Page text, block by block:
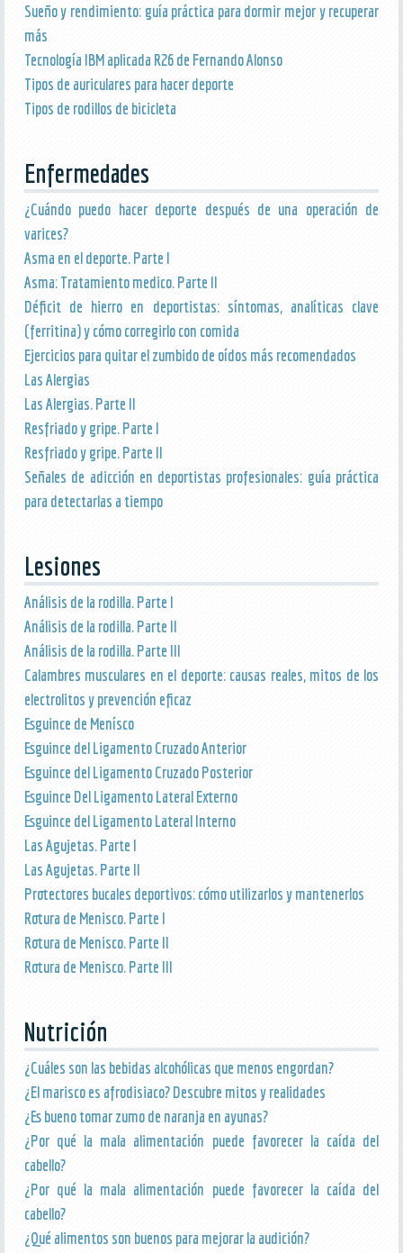
Sueño y rendimiento: guía práctica para dormir mejor y recuperar
más
Tecnología IBM aplicada R26 de Fernando Alonso
Tipos de auriculares para hacer deporte
Tipos de rodillos de bicicleta
Enfermedades
¿Cuándo puedo hacer deporte después de una operación de
varices?
Asma en el deporte. Parte I
Asma: Tratamiento medico. Parte II
Déficit de hierro en deportistas: síntomas, analíticas clave
(ferritina) y cómo corregirlo con comida
Ejercicios para quitar el zumbido de oídos más recomendados
Las Alergias
Las Alergias. Parte II
Resfriado y gripe. Parte I
Resfriado y gripe. Parte II
Señales de adicción en deportistas profesionales: guía práctica
para detectarlas a tiempo
Lesiones
Análisis de la rodilla. Parte I
Análisis de la rodilla. Parte II
Análisis de la rodilla. Parte III
Calambres musculares en el deporte: causas reales, mitos de los
electrolitos y prevención eficaz
Esguince de Menísco
Esguince del Ligamento Cruzado Anterior
Esguince del Ligamento Cruzado Posterior
Esguince Del Ligamento Lateral Externo
Esguince del Ligamento Lateral Interno
Las Agujetas. Parte I
Las Agujetas. Parte II
Protectores bucales deportivos: cómo utilizarlos y mantenerlos
Rotura de Menisco. Parte I
Rotura de Menisco. Parte II
Rotura de Menisco. Parte III
Nutrición
¿Cuáles son las bebidas alcohólicas que menos engordan?
¿El marisco es afrodisiaco? Descubre mitos y realidades
¿Es bueno tomar zumo de naranja en ayunas?
¿Por qué la mala alimentación puede favorecer la caída del
cabello?
¿Por qué la mala alimentación puede favorecer la caída del
cabello?
¿Qué alimentos son buenos para mejorar la audición?